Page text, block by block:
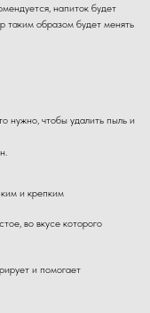
напиток будет
таким образом будет менять
нужно, чтобы удалить пыль и
и крепким
во вкусе которого
и помогает